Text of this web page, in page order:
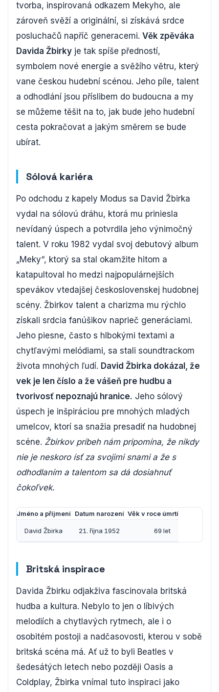
tvorba, inspirovaná odkazem Mekyho, ale
zároveň svěží a originální, si získává srdce
posluchačů napříč generacemi. Věk zpěváka
Davida Žbirky je tak spíše předností,
symbolem nové energie a svěžího větru, který
vane českou hudební scénou. Jeho píle, talent
a odhodlání jsou příslibem do budoucna a my
se můžeme těšit na to, jak bude jeho hudební
cesta pokračovat a jakým směrem se bude
ubírat.
Sólová kariéra
Po odchodu z kapely Modus sa David Žbirka
vydal na sólovú dráhu, ktorá mu priniesla
nevídaný úspech a potvrdila jeho výnimočný
talent. V roku 1982 vydal svoj debutový album
„Meky“, ktorý sa stal okamžite hitom a
katapultoval ho medzi najpopulárnejších
spevákov vtedajšej československej hudobnej
scény. Žbirkov talent a charizma mu rýchlo
získali srdcia fanúšikov naprieč generáciami.
Jeho piesne, často s hlbokými textami a
chytľavými melódiami, sa stali soundtrackom
života mnohých ľudí. David Žbirka dokázal, že
vek je len číslo a že vášeň pre hudbu a
tvorivosť nepoznajú hranice. Jeho sólový
úspech je inšpiráciou pre mnohých mladých
umelcov, ktorí sa snažia presadiť na hudobnej
scéne. Žbirkov príbeh nám pripomína, že nikdy
nie je neskoro ísť za svojimi snami a že s
odhodlaním a talentom sa dá dosiahnuť
čokoľvek.
Jméno a příjmení Datum narození Věk v roce úmrtí
David Žbirka 21. října 1952 69 let
Britská inspirace
Davida Žbirku odjakživa fascinovala britská
hudba a kultura. Nebylo to jen o líbivých
melodiích a chytlavých rytmech, ale i o
osobitém postoji a nadčasovosti, kterou v sobě
britská scéna má. Ať už to byli Beatles v
šedesátých letech nebo později Oasis a
Coldplay, Žbirka vnímal tuto inspiraci jako